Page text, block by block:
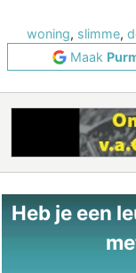
woning, slimme,
Maak
Heb je een